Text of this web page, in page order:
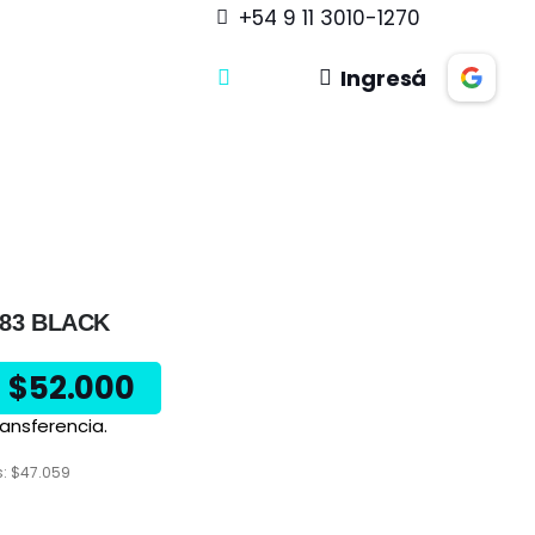
+54 9 11 3010-1270
Ingresá
BLACK
$52.000
$47.059